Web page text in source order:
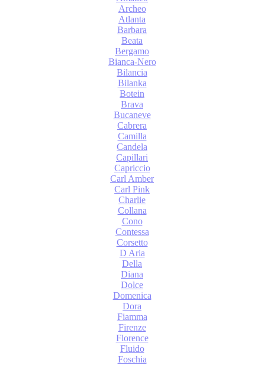
Archeo
Atlanta
Barbara
Beata
Bergamo
Bianca-Nero
Bilancia
Bilanka
Botein
Brava
Bucaneve
Cabrera
Camilla
Candela
Capillari
Capriccio
Carl Amber
Carl Pink
Charlie
Collana
Cono
Contessa
Corsetto
D Aria
Della
Diana
Dolce
Domenica
Dora
Fiamma
Firenze
Florence
Fluido
Foschia